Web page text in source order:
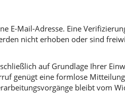
E-Mail-Adresse. Eine
nicht erhoben oder sind
auf Grundlage Ihrer
genügt eine formlose
bleibt vom